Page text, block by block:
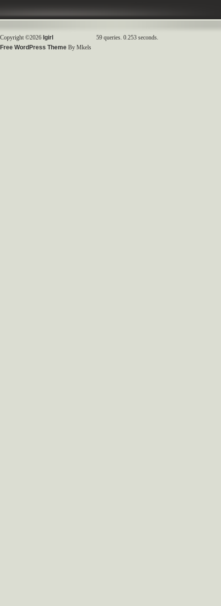
Copyright ©2026 Igirl
Free WordPress Theme By Mkels
59 queries. 0.253 seconds.